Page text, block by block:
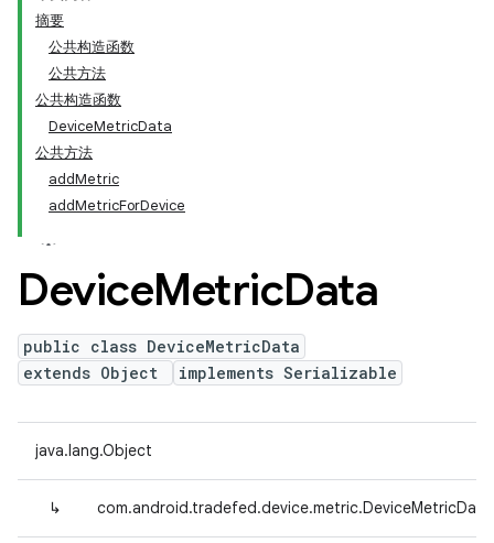
摘要
公共构造函数
公共方法
公共构造函数
DeviceMetricData
公共方法
addMetric
addMetricForDevice
DeviceMetricData
public class DeviceMetricData
extends Object
implements Serializable
java.lang.Object
↳ com.android.tradefed.device.metric.DeviceMetricData